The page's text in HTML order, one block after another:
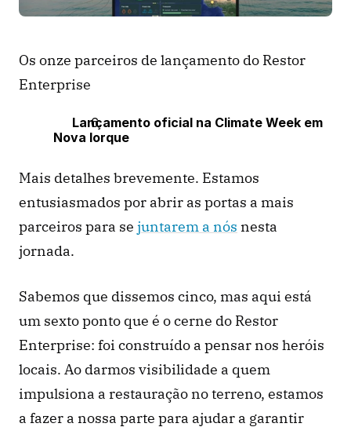
Os onze parceiros de lançamento do Restor
Enterprise
Lançamento oficial na Climate Week em
Nova Iorque
Mais detalhes brevemente. Estamos
entusiasmados por abrir as portas a mais
parceiros para se juntarem a nós nesta
jornada.
Sabemos que dissemos cinco, mas aqui está
um sexto ponto que é o cerne do Restor
Enterprise: foi construído a pensar nos heróis
locais. Ao darmos visibilidade a quem
impulsiona a restauração no terreno, estamos
a fazer a nossa parte para ajudar a garantir